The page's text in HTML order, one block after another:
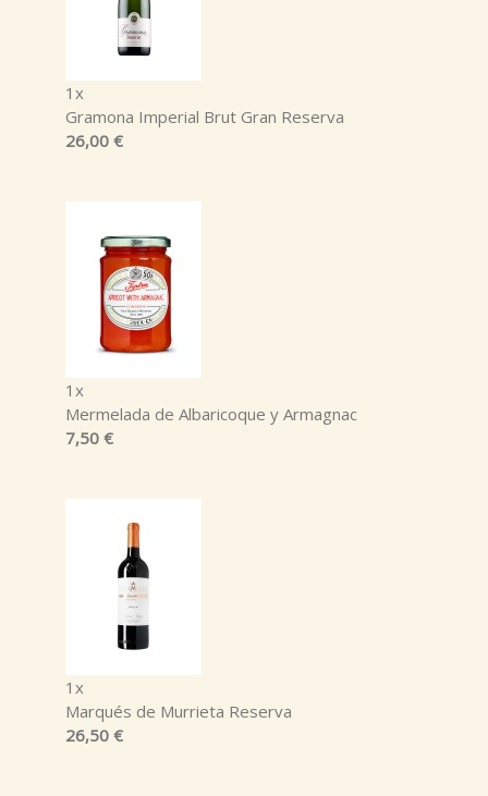
1x
Gramona Imperial Brut Gran Reserva
26,00 €
1x
Mermelada de Albaricoque y Armagnac
7,50 €
1x
Marqués de Murrieta Reserva
26,50 €